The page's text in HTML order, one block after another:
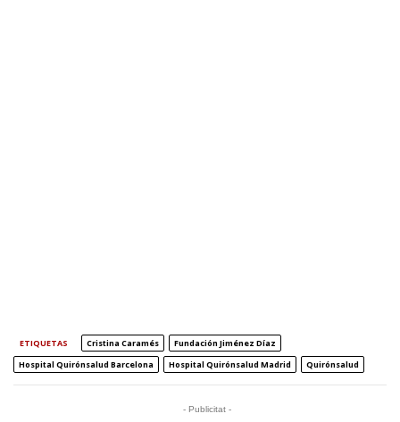
ETIQUETAS Cristina Caramés
Fundación Jiménez Díaz
Hospital Quirónsalud Barcelona
Hospital Quirónsalud Madrid Quirónsalud
- Publicitat -